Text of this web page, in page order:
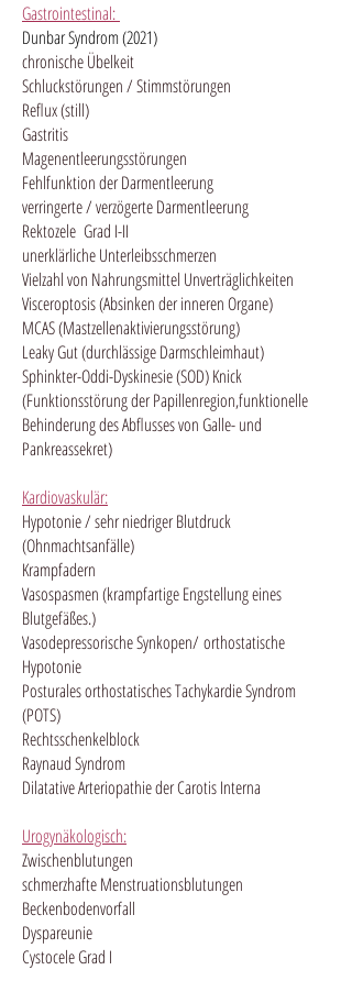
Gastrointestinal:
Dunbar Syndrom (2021)
chronische Übelkeit
Schluckstörungen / Stimmstörungen
Reflux (still)
Gastritis
Magenentleerungsstörungen
Fehlfunktion der Darmentleerung
verringerte / verzögerte Darmentleerung
Rektozele Grad I-II
unerklärliche Unterleibsschmerzen
Vielzahl von Nahrungsmittel Unverträglichkeiten
Visceroptosis (Absinken der inneren Organe)
MCAS (Mastzellenaktivierungsstörung)
Leaky Gut (durchlässige Darmschleimhaut)
Sphinkter-Oddi-Dyskinesie (SOD) Knick
(Funktionsstörung der Papillenregion,funktionelle
Behinderung des Abflusses von Galle- und
Pankreassekret)
Kardiovaskulär:
Hypotonie /sehr niedriger Blutdruck
(Ohnmachtsanfälle)
Krampfadern
Vasospasmen (krampfartige Engstellung eines
Blutgefäßes.)
Vasodepressorische Synkopen/ orthostatische
Hypotonie
Posturales orthostatisches Tachykardie Syndrom
(POTS)
Rechtsschenkelblock
Raynaud Syndrom
Dilatative Arteriopathie der Carotis Interna
Urogynäkologisch:
Zwischenblutungen
schmerzhafte Menstruationsblutungen
Beckenbodenvorfall
Dyspareunie
Cystocele Grad I